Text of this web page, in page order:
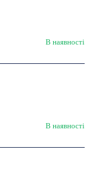
В наявності
В наявності